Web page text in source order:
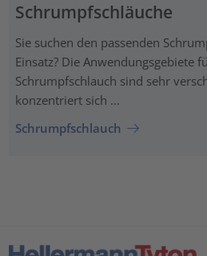
Schrumpfschläuche
Sie suchen den passenden
Einsatz? Die Anwendungsgebiete
Schrumpfschlauch sind sehr
konzentriert sich ...
Schrumpfschlauch